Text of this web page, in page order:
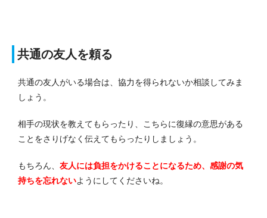
共通の友人を頼る
共通の友人がいる場合は、協力を得られないか相談してみま
しょう。
相手の現状を教えてもらったり、こちらに復縁の意思がある
ことをさりげなく伝えてもらったりしましょう。
もちろん、 友人には負担をかけることになるため、感謝の気
持ちを忘れないようにしてくださいね。